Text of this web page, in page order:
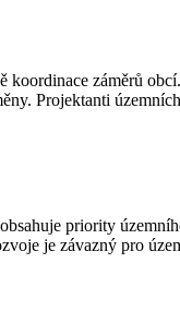
koordinace záměrů obcí.
Projektanti
priority
je závazný pro